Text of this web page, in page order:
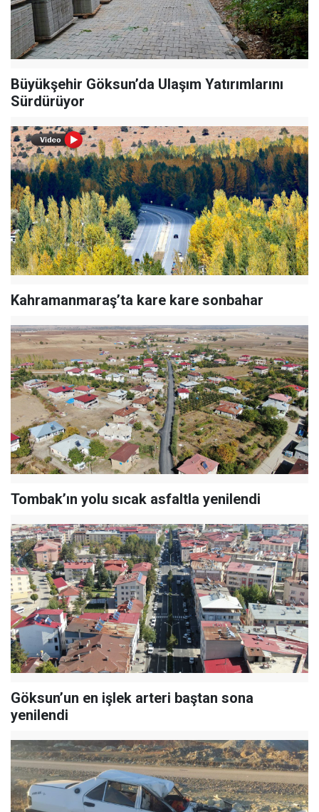
Büyükşehir Göksun’da Ulaşım Yatırımlarını
Sürdürüyor
Kahramanmaraş’ta kare kare sonbahar
Tombak’ın yolu sıcak asfaltla yenilendi
Göksun’un en işlek arteri baştan sona
yenilendi